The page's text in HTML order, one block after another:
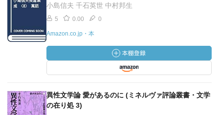
小島信夫 千石英世 中村邦生
5 0.00 0
Amazon.co.jp・本
異性文学論 愛があるのに (ミネルヴァ評論叢書・文学
の在り処 3)